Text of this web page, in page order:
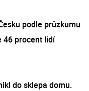
podle průzkumu
46 procent lidí
do sklepa domu.